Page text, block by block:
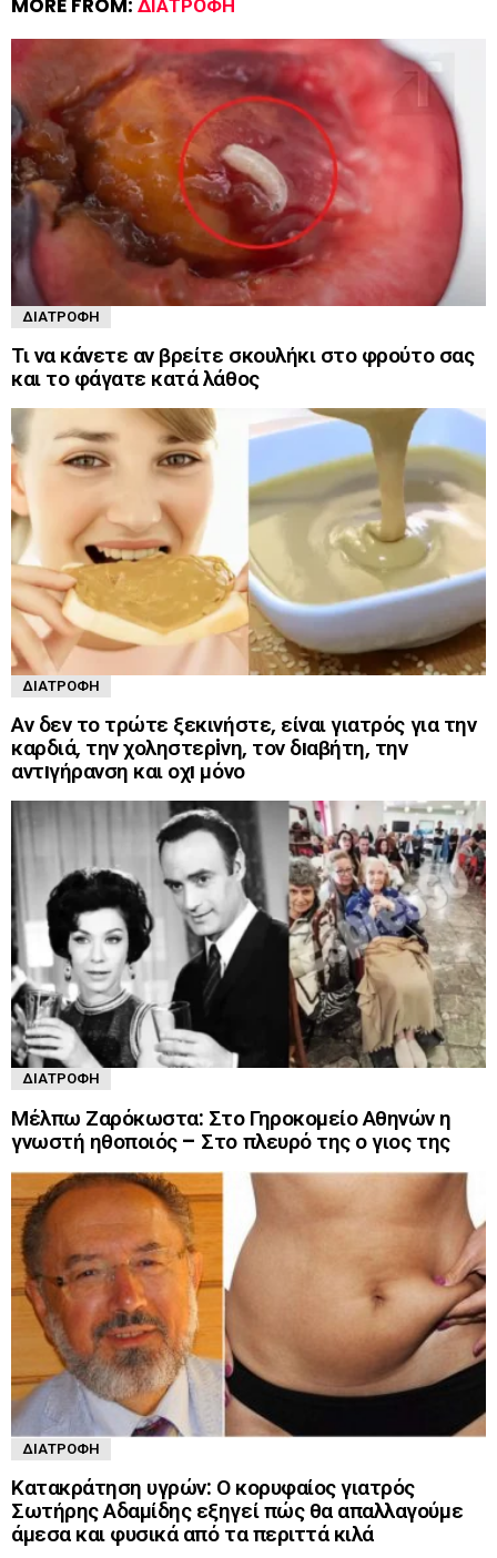
MORE FROM: ΔΙΑΤΡΟΦΉ
ΔΙΑΤΡΟΦΉ
Τι να κάνετε αν βρείτε σκουλήκι στο φρούτο σας
και το φάγατε κατά λάθος
ΔΙΑΤΡΟΦΉ
Αν δεν το τρώτε ξεκινήστε, είναι γιατρός για την
καρδιά, την χοληστερiνη, τον δıαβήτη, την
αντıγήρανση και οχı μόνο
ΔΙΑΤΡΟΦΉ
Μέλπω Ζαρόκωστα: Στο Γηροκομείο Αθηνών η
γνωστή ηθοποιός – Στο πλευρό της ο γιος της
ΔΙΑΤΡΟΦΉ
Κατακράτηση υγρών: Ο κορυφαίος γιατρός
Σωτήρης Αδαμίδης εξηγεί πώς θα απαλλαγούμε
άμεσα και φυσικά από τα περιττά κιλά